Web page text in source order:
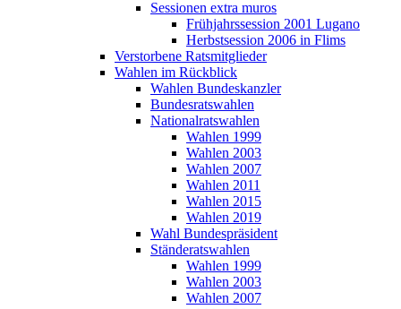
Sessionen extra muros
Frühjahrssession 2001 Lugano
Herbstsession 2006 in Flims
Verstorbene Ratsmitglieder
Wahlen im Rückblick
Wahlen Bundeskanzler
Bundesratswahlen
Nationalratswahlen
Wahlen 1999
Wahlen 2003
Wahlen 2007
Wahlen 2011
Wahlen 2015
Wahlen 2019
Wahl Bundespräsident
Ständeratswahlen
Wahlen 1999
Wahlen 2003
Wahlen 2007